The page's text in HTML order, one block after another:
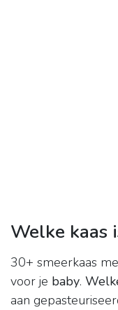
Welke kaas
30+ smeerkaas
voor je baby.
aan